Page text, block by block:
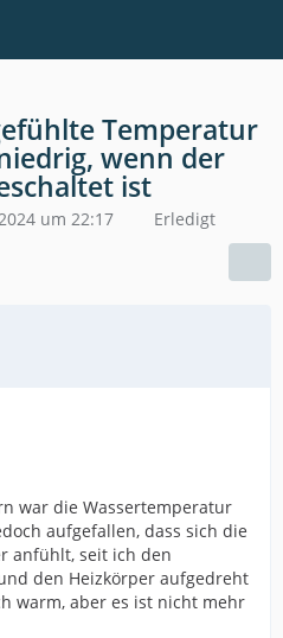
Temperatur
wenn der
ist
um 22:17 Erledigt
war die Wassertemperatur
aufgefallen, dass sich die
anfühlt, seit ich den
den Heizkörper aufgedreht
warm, aber es ist nicht mehr